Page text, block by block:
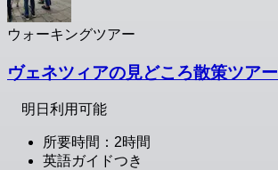
ウォーキングツアー
ヴェネツィアの見どころ散策ツアー
明日利用可能
所要時間：2時間
英語ガイドつき